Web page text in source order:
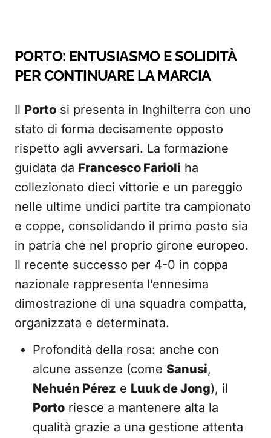
PORTO: ENTUSIASMO E SOLIDITÀ
PER CONTINUARE LA MARCIA
Il Porto si presenta in Inghilterra con uno
stato di forma decisamente opposto
rispetto agli avversari. La formazione
guidata da Francesco Farioli ha
collezionato dieci vittorie e un pareggio
nelle ultime undici partite tra campionato
e coppe, consolidando il primo posto sia
in patria che nel proprio girone europeo.
Il recente successo per 4-0 in coppa
nazionale rappresenta l’ennesima
dimostrazione di una squadra compatta,
organizzata e determinata.
Profondità della rosa: anche con
alcune assenze (come Sanusi,
Nehuén Pérez e Luuk de Jong), il
Porto riesce a mantenere alta la
qualità grazie a una gestione attenta